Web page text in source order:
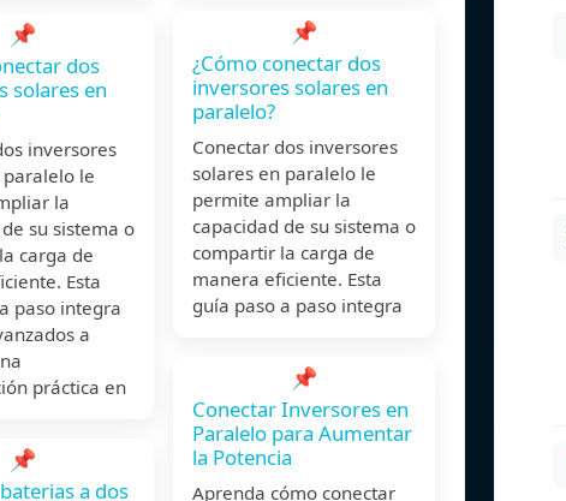
📌
dos
solares en
inversores
le
la
su sistema o
carga de
Esta
paso integra
a
práctica en
📌
a dos
📌
¿Cómo conectar dos
inversores solares en
paralelo?
Conectar dos inversores
solares en paralelo le
permite ampliar la
capacidad de su sistema o
compartir la carga de
manera eficiente. Esta
guía paso a paso integra
📌
Conectar Inversores en
Paralelo para Aumentar
la Potencia
Aprenda cómo conectar